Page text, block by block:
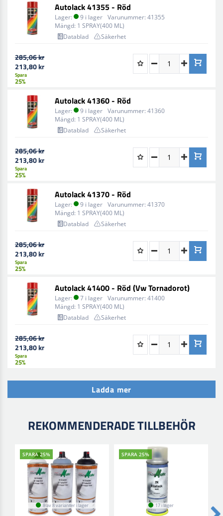
Autolack 41355 - Röd
Lager: 9 i lager Varunummer: 41355
Mängd: 1 SPRAY(400 ML)
Datablad
Säkerhet
285,06 kr
213,80 kr
Spara
25%
Autolack 41360 - Röd
Lager: 9 i lager Varunummer: 41360
Mängd: 1 SPRAY(400 ML)
Datablad
Säkerhet
285,06 kr
213,80 kr
Spara
25%
Autolack 41370 - Röd
Lager: 9 i lager Varunummer: 41370
Mängd: 1 SPRAY(400 ML)
Datablad
Säkerhet
285,06 kr
213,80 kr
Spara
25%
Autolack 41400 - Röd (Vw Tornadorot)
Lager: 7 i lager Varunummer: 41400
Mängd: 1 SPRAY(400 ML)
Datablad
Säkerhet
285,06 kr
213,80 kr
Spara
25%
Ladda mer
REKOMMENDERADE TILLBEHÖR
SPARA 25%
8 av 8 varianter i lager
SPARA 25%
17 i lager